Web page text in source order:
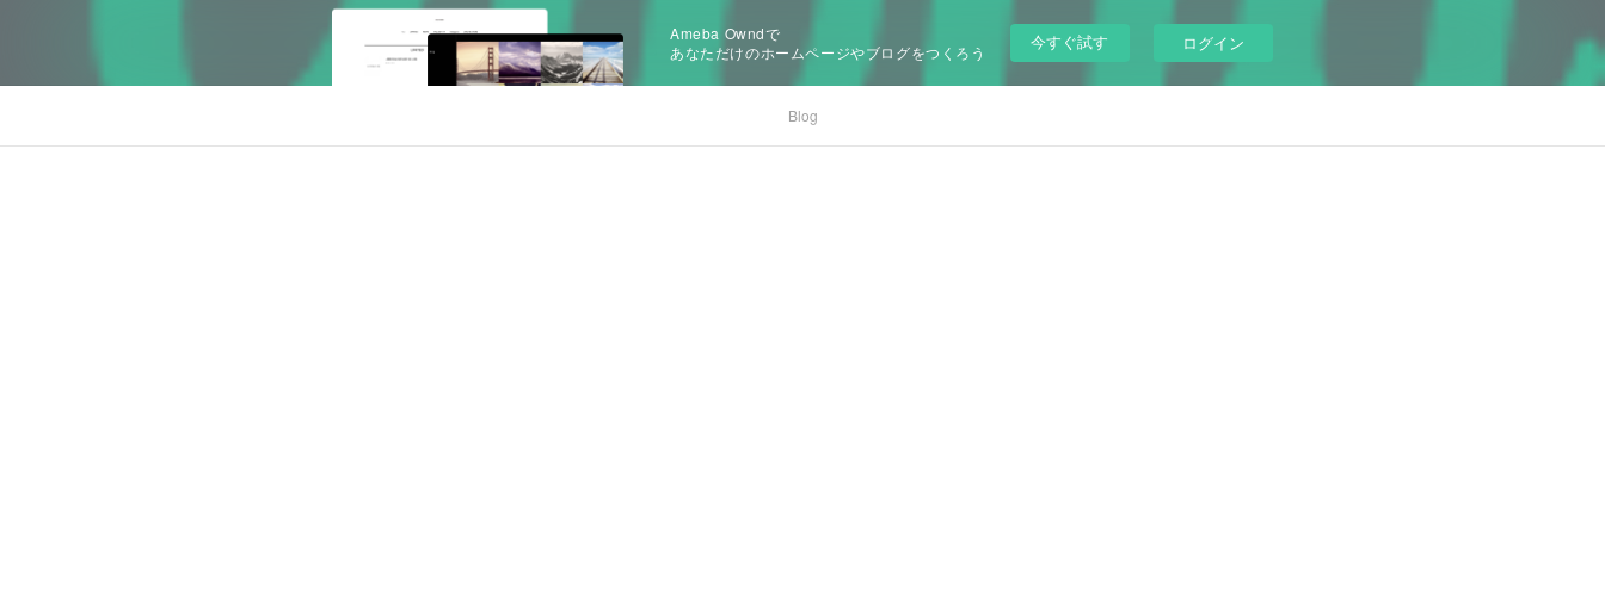
Ameba Owndで
あなただけのホームページやブログをつくろう
今すぐ試す ログイン
Blog